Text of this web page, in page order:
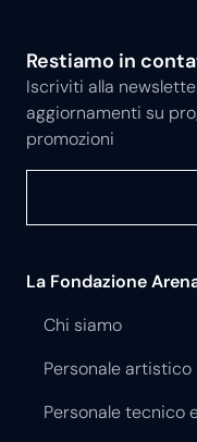
Restiamo in
Iscriviti alla
aggiornamenti su
promozioni
La Fondazione
Chi siamo
Personale artistico
Personale tecnico